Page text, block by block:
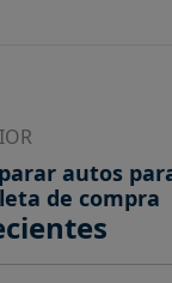
autos
de compra